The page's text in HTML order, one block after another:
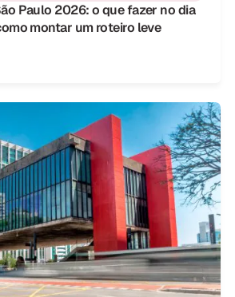
Paulo 2026: o que fazer no dia
montar um roteiro leve